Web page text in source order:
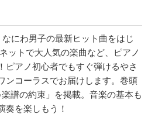
にわ男子の最新ヒット曲をはじ
ットで大人気の楽曲など、ピアノ
ピアノ初心者でもすぐ弾けるやさ
ンコーラスでお届けします。巻頭
譜の約束」を掲載。音楽の基本も
奏を楽しもう！